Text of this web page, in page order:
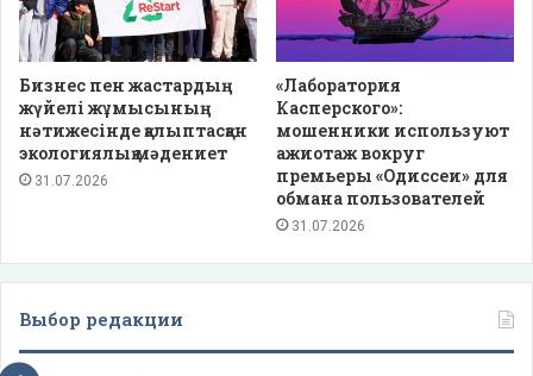
Бизнес пен жастардың
жүйелі жұмысының
нәтижесінде қалыптасқан
экологиялық мәдениет
31.07.2026
«Лаборатория
Касперского»:
мошенники используют
ажиотаж вокруг
премьеры «Одиссеи» для
обмана пользователей
31.07.2026
Выбор редакции